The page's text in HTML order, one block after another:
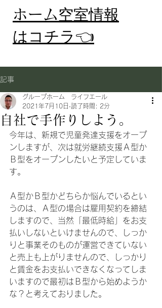
​ホーム空室情報
​はコチラ👈
記事
自社で手作りしよう。
グループホーム ライフエール
2021年7月10日 読了時間: 2分
今年は、新規で児童発達支援をオープ
ンしますが、次は就労継続支援Ａ型か
Ｂ型をオープンしたいと予定していま
す。
Ａ型かＢ型かどちらか悩んでいるとい
うのは、Ａ型の場合は雇用契約を締結
しますので、当然「最低時給」をお支
払いしないといけませんので、しっか
りと事業そのものが運営できていない
と売上も上がりませんので、しっかり
と賃金をお支払いできなくなってしま
いますので最初はＢ型から始めようか
な？と考えておりました。